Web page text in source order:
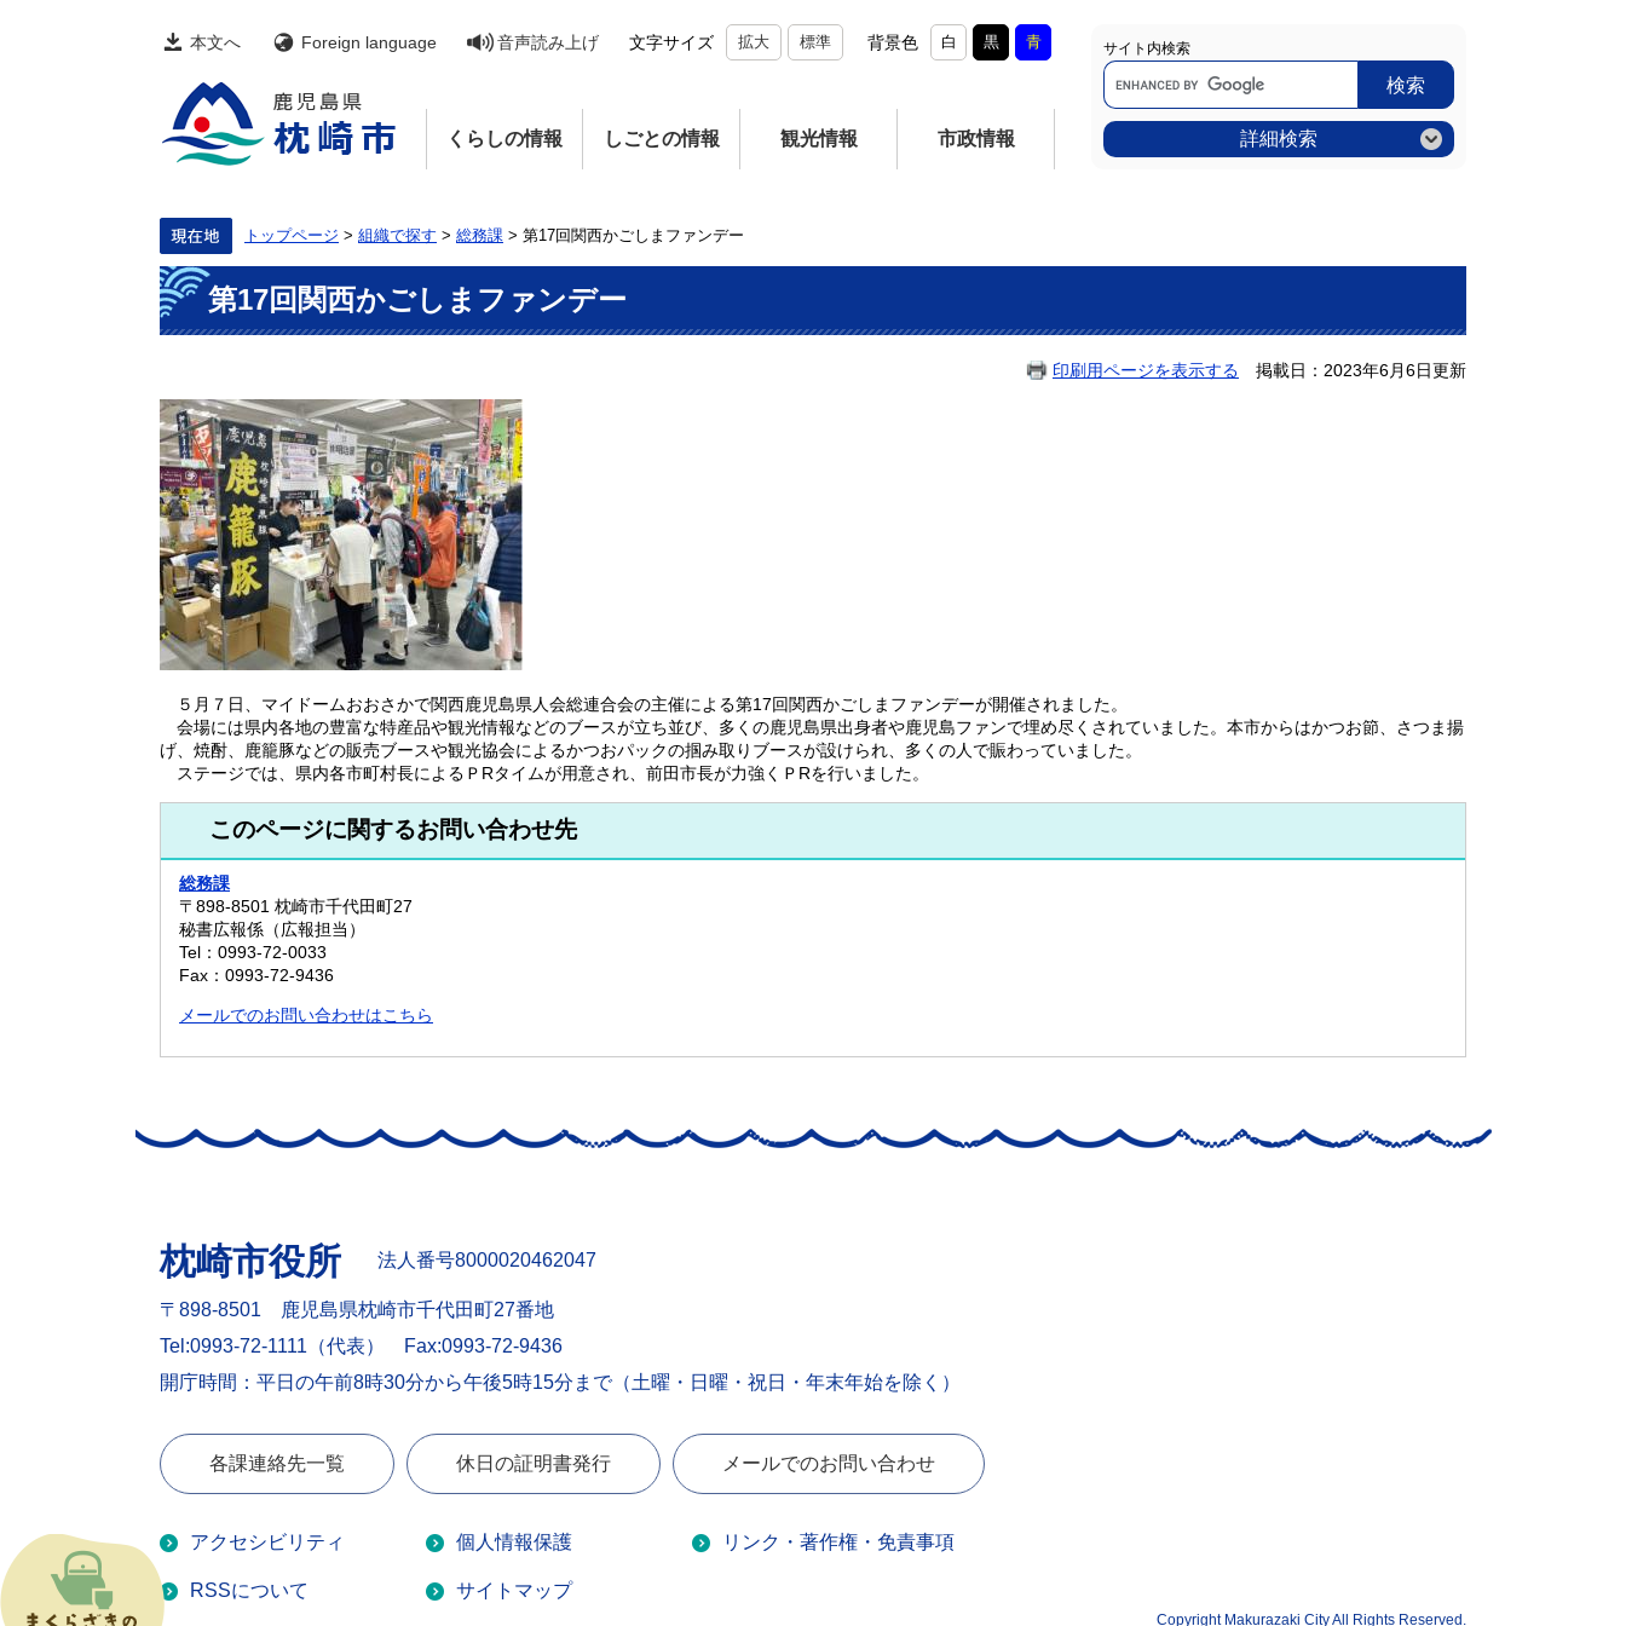
本文へ Foreign language 音声読み上げ 文字サイズ 拡大 標準 背景色 白 黒 青
くらしの情報 しごとの情報 観光情報 市政情報
サイト内検索
Google
カ
ス
タ
ム
検
詳細検索
トップページ > 組織で探す > 総務課 > 第17回関西かごしまファンデー
本
文
第17回関西かごしまファンデー
印刷用ページを表示する 掲載日：2023年6月6日更新
５月７日、マイドームおおさかで関西鹿児島県人会総連合会の主催による第17回関西かごしまファンデーが開催されました。
会場には県内各地の豊富な特産品や観光情報などのブースが立ち並び、多くの鹿児島県出身者や鹿児島ファンで埋め尽くされていました。本市からはかつお節、さつま揚
げ、焼酎、鹿籠豚などの販売ブースや観光協会によるかつおパックの掴み取りブースが設けられ、多くの人で賑わっていました。
ステージでは、県内各市町村長によるＰRタイムが用意され、前田市長が力強くＰRを行いました。
このページに関するお問い合わせ先
総務課
〒898-8501 枕崎市千代田町27
秘書広報係（広報担当）
Tel：0993-72-0033
Fax：0993-72-9436
メールでのお問い合わせはこちら
枕崎市役所 法人番号8000020462047
〒898-8501 鹿児島県枕崎市千代田町27番地
Tel:0993-72-1111（代表）
Fax:0993-72-9436
開庁時間：平日の午前8時30分から午後5時15分まで（土曜・日曜・祝日・年末年始を除く）
各課連絡先一覧 休日の証明書発行 メールでのお問い合わせ
アクセシビリティ 個人情報保護 リンク・著作権・免責事項
RSSについて サイトマップ
Copyright Makurazaki City All Rights Reserved.